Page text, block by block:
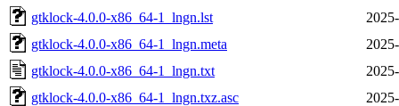
gtklock-4.0.0-x86_64-1_lngn.lst
gtklock-4.0.0-x86_64-1_lngn.meta
gtklock-4.0.0-x86_64-1_lngn.txt
gtklock-4.0.0-x86_64-1_lngn.txz.asc